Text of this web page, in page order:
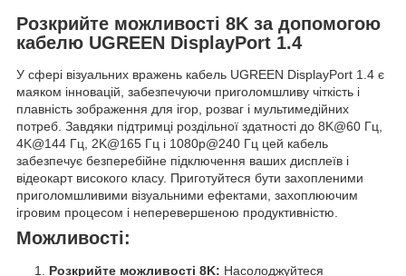
Розкрийте можливості 8K за допомогою
кабелю UGREEN DisplayPort 1.4
У сфері візуальних вражень кабель UGREEN DisplayPort 1.4 є
маяком інновацій, забезпечуючи приголомшливу чіткість і
плавність зображення для ігор, розваг і мультимедійних
потреб. Завдяки підтримці роздільної здатності до 8K@60 Гц,
4K@144 Гц, 2K@165 Гц і 1080p@240 Гц цей кабель
забезпечує безперебійне підключення ваших дисплеїв і
відеокарт високого класу. Приготуйтеся бути захопленими
приголомшливими візуальними ефектами, захоплюючим
ігровим процесом і неперевершеною продуктивністю.
Можливості:
Розкрийте можливості 8K: Насолоджуйтеся